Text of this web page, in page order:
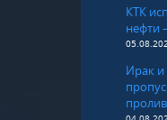
КТК
Ирак
пролив